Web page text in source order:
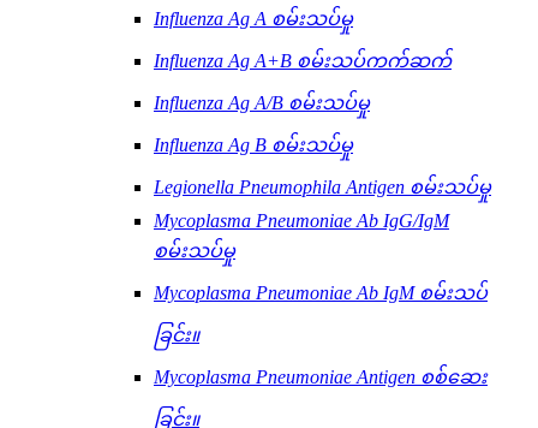
Influenza Ag A စမ်းသပ်မှု
Influenza Ag A+B စမ်းသပ်ကက်ဆက်
Influenza Ag A/B စမ်းသပ်မှု
Influenza Ag B စမ်းသပ်မှု
Legionella Pneumophila Antigen စမ်းသပ်မှု
Mycoplasma Pneumoniae Ab IgG/IgM
စမ်းသပ်မှု
Mycoplasma Pneumoniae Ab IgM စမ်းသပ်
ခြင်း။
Mycoplasma Pneumoniae Antigen စစ်ဆေး
ခြင်း။